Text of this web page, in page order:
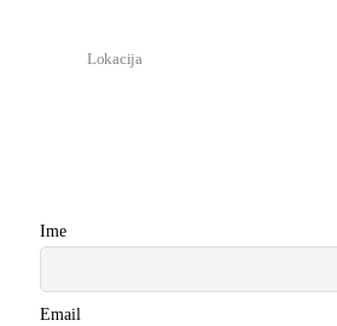
Lokacija
Ime
Email